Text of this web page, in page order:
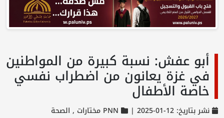
أبو عفش: نسبة كبيرة من المواطنين
في غزة يعانون من اضطراب نفسي
خاصة الأطفال
نشر بتاريخ: 12-01-2025 | PNN مختارات , الصحة